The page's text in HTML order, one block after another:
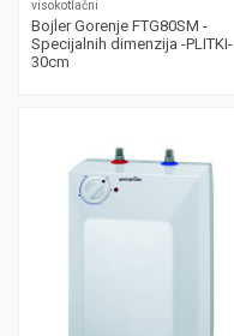
visokotlačni
Bojler Gorenje FTG80SM -
Specijalnih dimenzija -PLITKI-
30cm